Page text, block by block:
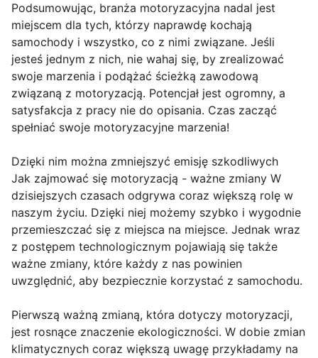
Podsumowując, branża motoryzacyjna nadal jest
miejscem dla tych, którzy naprawdę kochają
samochody i wszystko, co z nimi związane. Jeśli
jesteś jednym z nich, nie wahaj się, by zrealizować
swoje marzenia i podążać ścieżką zawodową
związaną z motoryzacją. Potencjał jest ogromny, a
satysfakcja z pracy nie do opisania. Czas zacząć
spełniać swoje motoryzacyjne marzenia!
Dzięki nim można zmniejszyć emisję szkodliwych
Jak zajmować się motoryzacją - ważne zmiany W
dzisiejszych czasach odgrywa coraz większą rolę w
naszym życiu. Dzięki niej możemy szybko i wygodnie
przemieszczać się z miejsca na miejsce. Jednak wraz
z postępem technologicznym pojawiają się także
ważne zmiany, które każdy z nas powinien
uwzględnić, aby bezpiecznie korzystać z samochodu.
Pierwszą ważną zmianą, która dotyczy motoryzacji,
jest rosnące znaczenie ekologiczności. W dobie zmian
klimatycznych coraz większą uwagę przykładamy na